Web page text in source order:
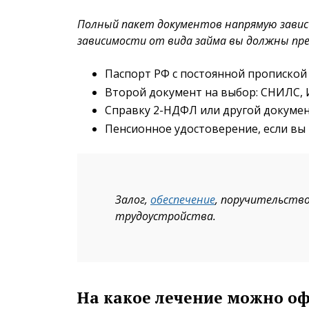
Полный пакет документов напрямую
зависимости от вида займа вы должны
Паспорт РФ с постоянной
Второй документ на выбор: СНИЛС,
Справку 2-НДФЛ или другой
Пенсионное удостоверение, если вы
Залог, обеспечение,
трудоустройства.
На какое лечение можно